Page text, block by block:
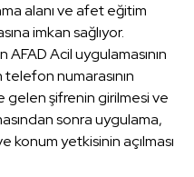
alanı ve afet eğitim
imkan sağlıyor.
AFAD Acil uygulamasının
numarasının
gelen şifrenin girilmesi ve
sonra uygulama,
konum yetkisinin açılması